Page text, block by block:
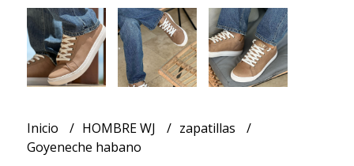
Inicio HOMBRE WJ
zapatillas
Goyeneche habano